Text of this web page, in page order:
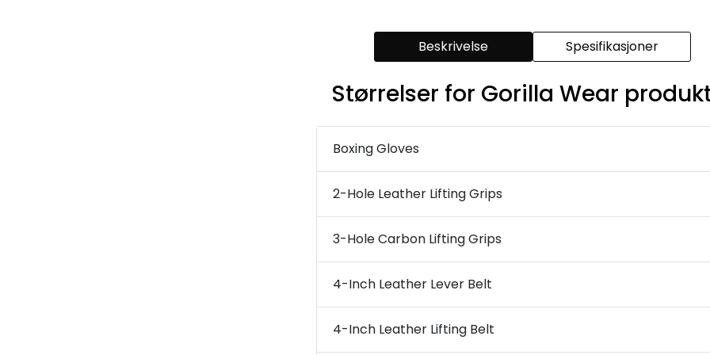
Beskrivelse Spesifikasjoner
Størrelser for Gorilla Wear
Boxing Gloves
2-Hole Leather Lifting Grips
3-Hole Carbon Lifting Grips
4-Inch Leather Lever Belt
4-Inch Leather Lifting Belt